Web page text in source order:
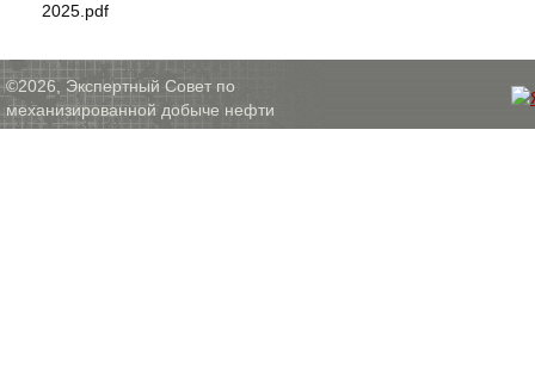
2025.pdf
©2026, Экспертный Совет по
механизированной добыче нефти